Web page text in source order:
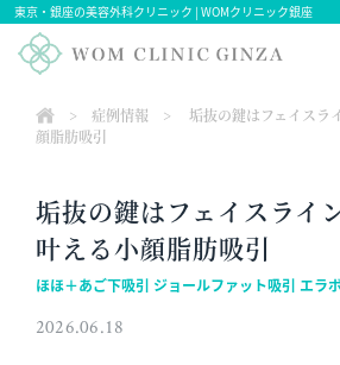
東京・銀座の美容外科クリニック | WOMクリニック銀座
> 症例情報 > 垢抜の鍵はフェイスラ
顔脂肪吸引
垢抜の鍵はフェイスライ
叶える小顔脂肪吸引
ほほ＋あご下吸引 ジョールファット吸引 エラ
2026.06.18